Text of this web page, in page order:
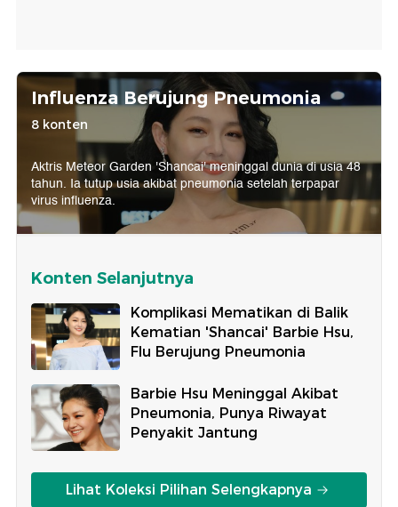
Influenza Berujung Pneumonia
8 konten
Aktris Meteor Garden 'Shancai' meninggal dunia di usia 48
tahun. Ia tutup usia akibat pneumonia setelah terpapar
virus influenza.
Konten Selanjutnya
Komplikasi Mematikan di Balik
Kematian 'Shancai' Barbie Hsu,
Flu Berujung Pneumonia
Barbie Hsu Meninggal Akibat
Pneumonia, Punya Riwayat
Penyakit Jantung
Lihat Koleksi Pilihan Selengkapnya